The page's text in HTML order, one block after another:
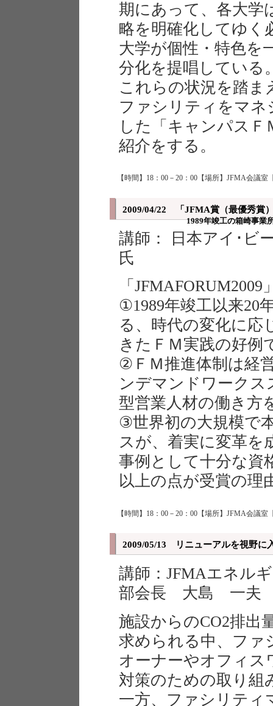
期にあって、各大学
略を明確化してゆく
大学が個性・特色を
分化を提唱している
これらの状況を踏ま
ファシリティをマ
した「キャンパス
紹介をする。
【時間】18：00－20：00【場所】JFMA会議
2009/04/22 「JFMA賞（最優秀賞
1989年竣工の箱崎事業
講師： 日本アイ･
氏
「
①1989年竣工以来20
る、時代の変化に応
きたＦＭ実践の好例
②ＦＭ推進体制は経
ンデマンドワーク
型営業人材の働き方
③世界初の大規模で
スが、着実に変革を
事例として十分な資
以上の点が受賞の理
【時間】18：00－20：00【場所】JFMA会議
2009/05/13 リニューアルを視野に
講師：JFMAエネル
部会長 大島 一夫
施設からのCO2排出
求められる中、ファ
オーナーやオフィス
対策のための取り組
一方、ファシリティ